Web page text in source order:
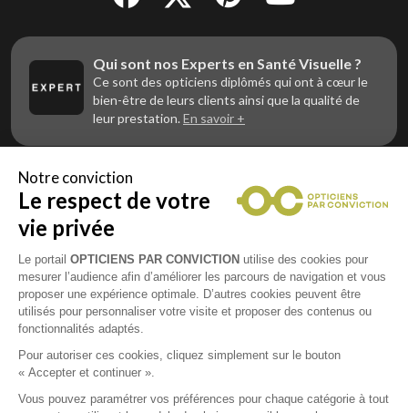
Qui sont nos Experts en Santé Visuelle ?
Ce sont des opticiens diplômés qui ont à cœur le
bien-être de leurs clients ainsi que la qualité de
leur prestation. En savoir +
Vous êtes un professionnel de la vue et
vous souhaitez nous rejoindre ?
Contactez Alliance Optic, la centrale d’achats et
d’accompagnement des opticiens indépendants
Notre conviction
Le respect de votre
vie privée
Le portail OPTICIENS PAR CONVICTION utilise des cookies pour
mesurer l’audience afin d’améliorer les parcours de navigation et vous
proposer une expérience optimale. D’autres cookies peuvent être
utilisés pour personnaliser votre visite et proposer des contenus ou
fonctionnalités adaptés.
Pour autoriser ces cookies, cliquez simplement sur le bouton
« Accepter et continuer ».
Vous pouvez paramétrer vos préférences pour chaque catégorie à tout